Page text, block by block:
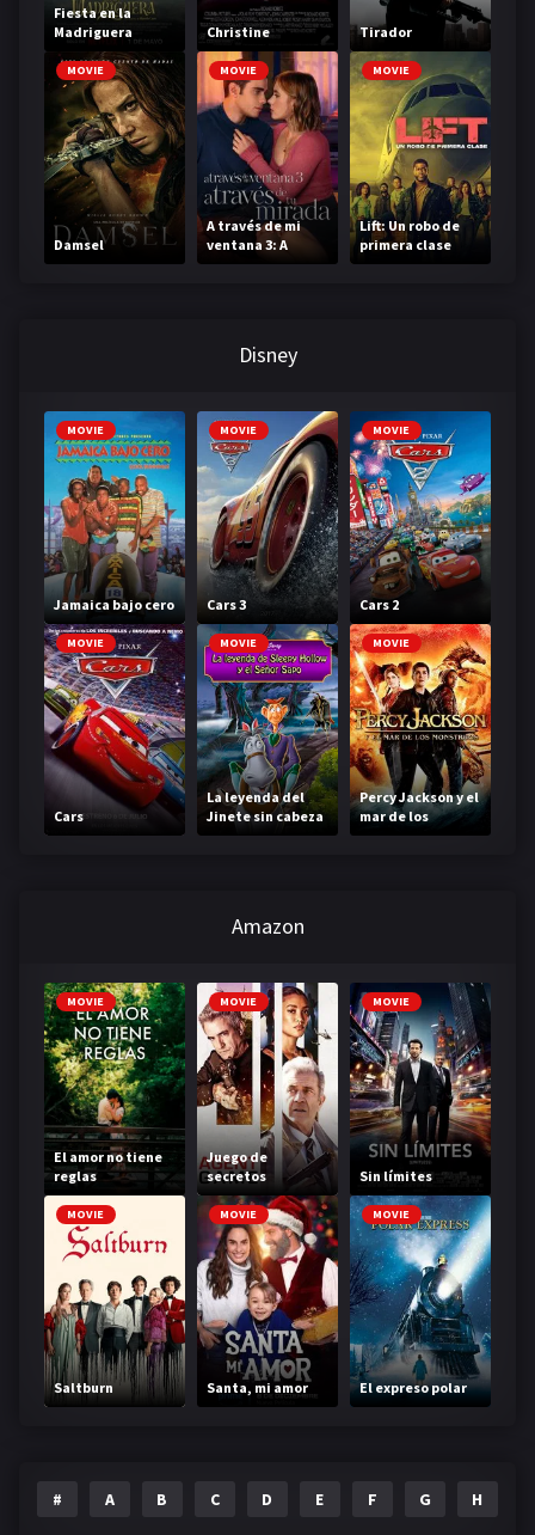
Fiesta en la
Madriguera
Christine Tirador
MOVIE
Damsel
MOVIE
A través de mi
ventana 3: A
través de tu
MOVIE
Lift: Un robo de
primera clase
Disney
MOVIE
Jamaica bajo cero
MOVIE
Cars 3
MOVIE
Cars 2
MOVIE
Cars
MOVIE
La leyenda del
Jinete sin cabeza
MOVIE
Percy Jackson y el
mar de los
monstruos
Amazon
MOVIE
El amor no tiene
reglas
MOVIE
Juego de
secretos
MOVIE
Sin límites
MOVIE
Saltburn
MOVIE
Santa, mi amor
MOVIE
El expreso polar
# A B C D E F G H